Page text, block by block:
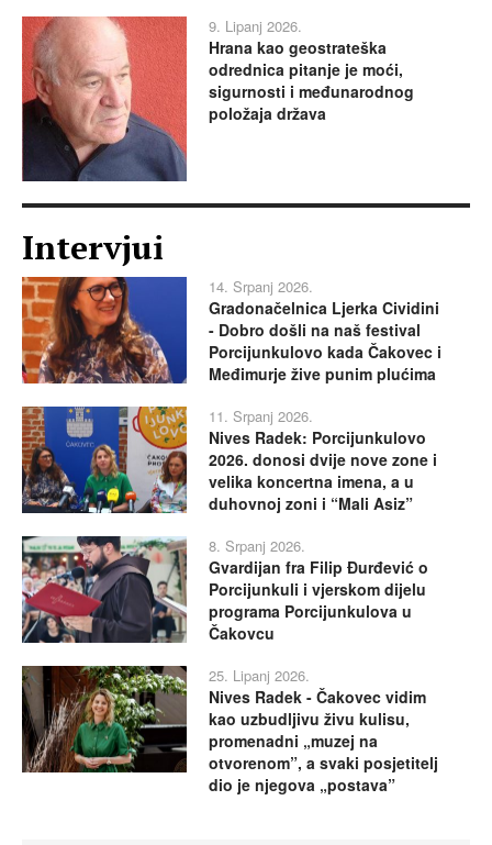
9. Lipanj 2026.
Hrana kao geostrateška
odrednica pitanje je moći,
sigurnosti i međunarodnog
položaja država
Intervjui
14. Srpanj 2026.
Gradonačelnica Ljerka Cividini
- Dobro došli na naš festival
Porcijunkulovo kada Čakovec i
Međimurje žive punim plućima
11. Srpanj 2026.
Nives Radek: Porcijunkulovo
2026. donosi dvije nove zone i
velika koncertna imena, a u
duhovnoj zoni i “Mali Asiz”
8. Srpanj 2026.
Gvardijan fra Filip Đurđević o
Porcijunkuli i vjerskom dijelu
programa Porcijunkulova u
Čakovcu
25. Lipanj 2026.
Nives Radek - Čakovec vidim
kao uzbudljivu živu kulisu,
promenadni „muzej na
otvorenom”, a svaki posjetitelj
dio je njegova „postava”